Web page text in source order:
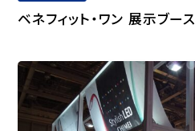
ベネフィット・ワン 展示ブース